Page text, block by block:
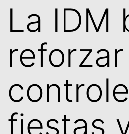
La IDM
reforzar
fiestas